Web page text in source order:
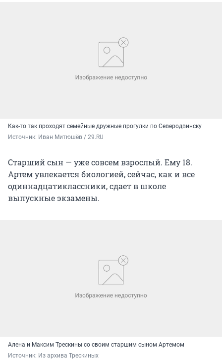
Как-то так проходят семейные дружные прогулки по Северодвинску
Источник: Иван Митюшёв / 29.RU
Старший сын — уже совсем взрослый. Ему 18.
Артем увлекается биологией, сейчас, как и все
одиннадцатиклассники, сдает в школе
выпускные экзамены.
Алена и Максим Трескины со своим старшим сыном Артемом
Источник: Из архива Трескиных